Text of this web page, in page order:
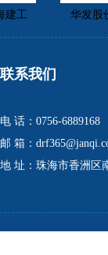
联系我们
电 话：0756-6889168
邮 箱：
地 址：珠海市香洲区
工 华发股份